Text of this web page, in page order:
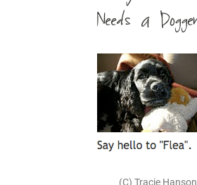
(C) Tracie Hanson